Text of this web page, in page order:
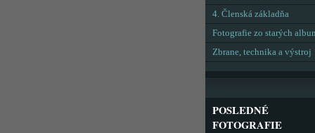
4. Členská základňa
Fotografie zo starých
Zbrane, technika a výstroj
POSLEDNÉ
FOTOGRAFIE